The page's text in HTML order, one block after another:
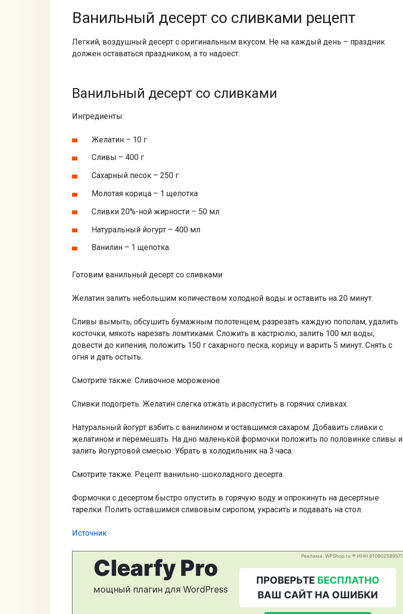
Ванильный десерт со сливками рецепт
Легкий, воздушный десерт с оригинальным вкусом. Не на каждый день – праздник
должен оставаться праздником, а то надоест.
Ванильный десерт со сливками
Ингредиенты:
Желатин – 10 г
Сливы – 400 г
Сахарный песок – 250 г
Молотая корица – 1 щепотка
Сливки 20%-ной жирности – 50 мл
Натуральный йогурт – 400 мл
Ванилин – 1 щепотка.
Готовим ванильный десерт со сливками
Желатин залить небольшим количеством холодной воды и оставить на 20 минут.
Сливы вымыть, обсушить бумажным полотенцем, разрезать каждую пополам, удалить
косточки, мякоть нарезать ломтиками. Сложить в кастрюлю, залить 100 мл воды,
довести до кипения, положить 150 г сахарного песка, корицу и варить 5 минут. Снять с
огня и дать остыть.
Смотрите также: Сливочное мороженое
Сливки подогреть. Желатин слегка отжать и распустить в горячих сливках.
Натуральный йогурт взбить с ванилином и оставшимся сахаром. Добавить сливки с
желатином и перемешать. На дно маленькой формочки положить по половинке сливы и
залить йогуртовой смесью. Убрать в холодильник на 3 часа.
Смотрите также: Рецепт ванильно-шоколадного десерта
Формочки с десертом быстро опустить в горячую воду и опрокинуть на десертные
тарелки. Полить оставшимся сливовым сиропом, украсить и подавать на стол.
Источник